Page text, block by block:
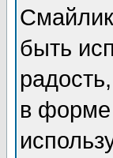
быть
в форме